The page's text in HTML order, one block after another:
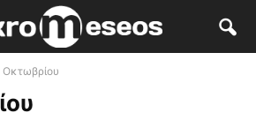
Οκτωβρίου